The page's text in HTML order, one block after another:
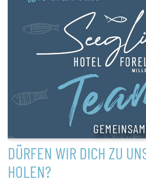
DÜRFEN WIR DICH ZU
HOLEN?